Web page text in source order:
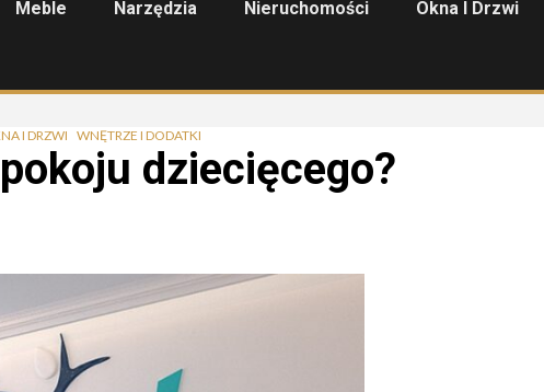
Meble Narzędzia Nieruchomości Okna I Drzwi
I DRZWI WNĘTRZE I DODATKI
dziecięcego?